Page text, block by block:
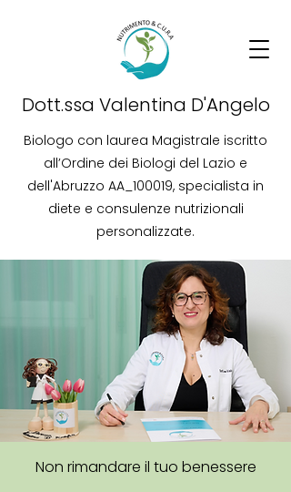
Dott.ssa Valentina D'Angelo
Biologo con laurea Magistrale iscritto
all’Ordine dei Biologi del Lazio e
dell'Abruzzo AA_100019, specialista in
diete e consulenze nutrizionali
personalizzate.
Non rimandare il tuo benessere